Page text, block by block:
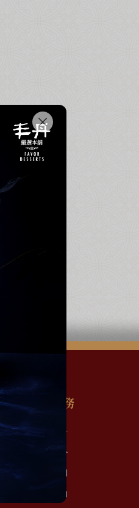
顧客服務
會員註冊
會員中心
訂單查詢
優惠活動